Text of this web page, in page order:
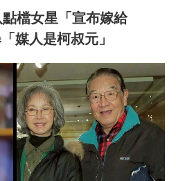
檔女星「宣布嫁給
媒人是柯叔元」